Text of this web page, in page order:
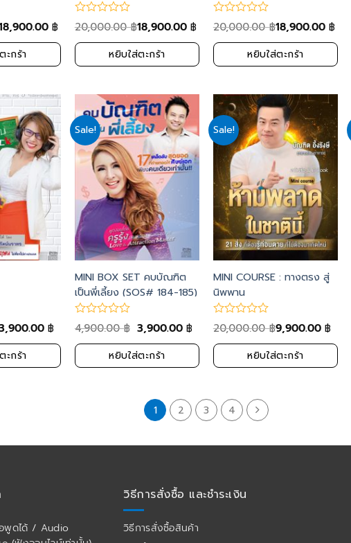
฿
ะกร้า
20,000.00฿18,900.00 ฿
หยิบใส่ตะกร้า
20,000.00฿18,900.00 ฿
หยิบใส่ตะกร้า
Add
to
wishlist
฿
ะกร้า
Sale!
Add
to
wishlist
MINI BOX SET คบบัณฑิต
เป็นพี่เลี้ยง (SOS# 184-185)
4,900.00฿ 3,900.00 ฿
หยิบใส่ตะกร้า
Sale!
Add
to
wishlist
MINI COURSE : ทางตรง สู่
นิพพาน
20,000.00฿9,900.00 ฿
หยิบใส่ตะกร้า
1 2 3 4
พูดได้ / Audio
วิธีการสั่งซื้อ และชำระเงิน
วิธีการสั่งซื้อสินค้า